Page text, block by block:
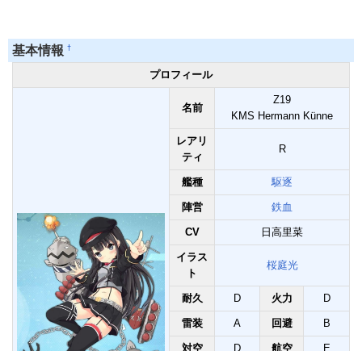
基本情報 †
プロフィール
名前
Z19
KMS Hermann Künne
レアリ
ティ
R
艦種 駆逐
陣営 鉄血
CV 日高里菜
イラス
ト
桜庭光
耐久 D 火力 D
雷装 A 回避 B
対空 D 航空 E